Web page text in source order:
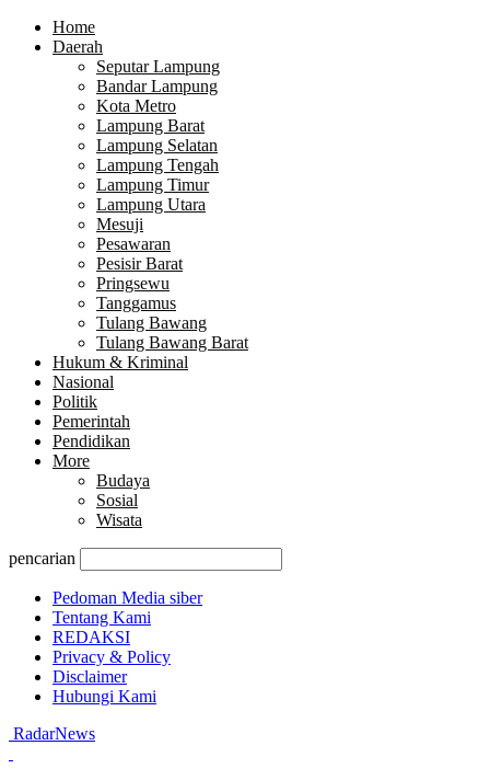
Home
Daerah
Seputar Lampung
Bandar Lampung
Kota Metro
Lampung Barat
Lampung Selatan
Lampung Tengah
Lampung Timur
Lampung Utara
Mesuji
Pesawaran
Pesisir Barat
Pringsewu
Tanggamus
Tulang Bawang
Tulang Bawang Barat
Hukum & Kriminal
Nasional
Politik
Pemerintah
Pendidikan
More
Budaya
Sosial
Wisata
pencarian
Pedoman Media siber
Tentang Kami
REDAKSI
Privacy & Policy
Disclaimer
Hubungi Kami
RadarNews